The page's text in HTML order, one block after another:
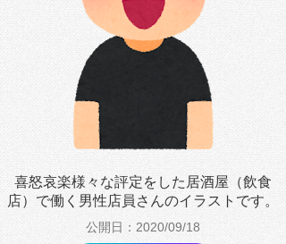
喜怒哀楽様々な評定をした居酒屋（飲食
店）で働く男性店員さんのイラストです。
公開日：2020/09/18